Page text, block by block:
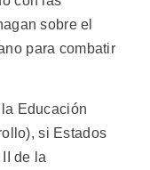
sobre el
para combatir
Educación
si Estados
de la